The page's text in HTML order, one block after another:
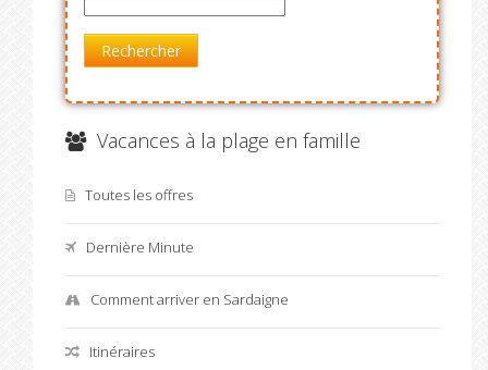
Rechercher
Vacances à la plage en famille
Toutes les offres
Dernière Minute
Comment arriver en Sardaigne
Itinéraires